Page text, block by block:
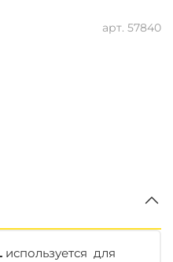
арт. 57840
используется для